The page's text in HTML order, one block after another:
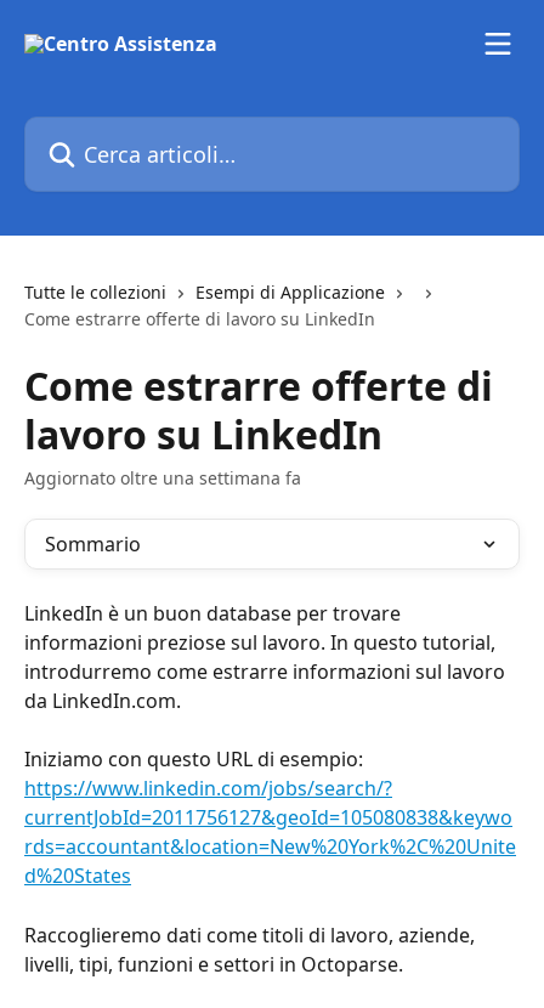
Cerca articoli…
Tutte le collezioni
Esempi di Applicazione
Come estrarre offerte di lavoro su LinkedIn
Come estrarre offerte di
lavoro su LinkedIn
Aggiornato oltre una settimana fa
Sommario
LinkedIn è un buon database per trovare
informazioni preziose sul lavoro. In questo tutorial,
introdurremo come estrarre informazioni sul lavoro
da LinkedIn.com.
Iniziamo con questo URL di esempio:
https://www.linkedin.com/jobs/search/?
currentJobId=2011756127&geoId=105080838&keywo
rds=accountant&location=New%20York%2C%20Unite
d%20States
Raccoglieremo dati come titoli di lavoro, aziende,
livelli, tipi, funzioni e settori in Octoparse.